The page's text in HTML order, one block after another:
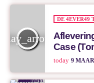
play_arrow
DE 4EVER49
Case
today 9